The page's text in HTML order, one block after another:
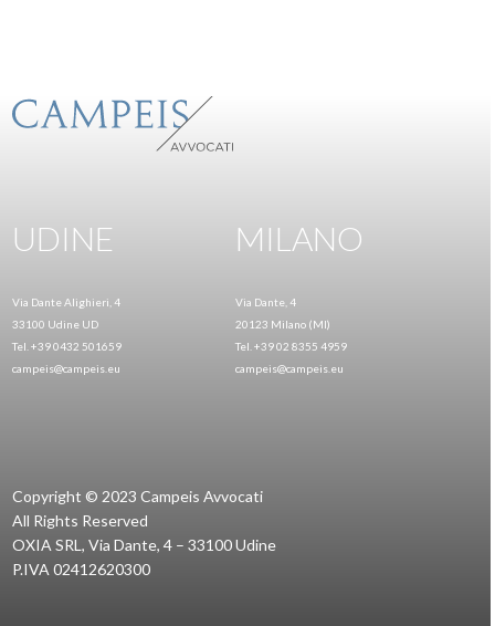
UDINE
Via Dante Alighieri, 4
33100 Udine UD
Tel. +39 0432 501659
campeis@campeis.eu
MILANO
Via Dante, 4
20123 Milano (MI)
Tel. +39 02 8355 4959
campeis@campeis.eu
Copyright © 2023 Campeis Avvocati
All Rights Reserved
OXIA SRL, Via Dante, 4 – 33100 Udine
P.IVA 02412620300